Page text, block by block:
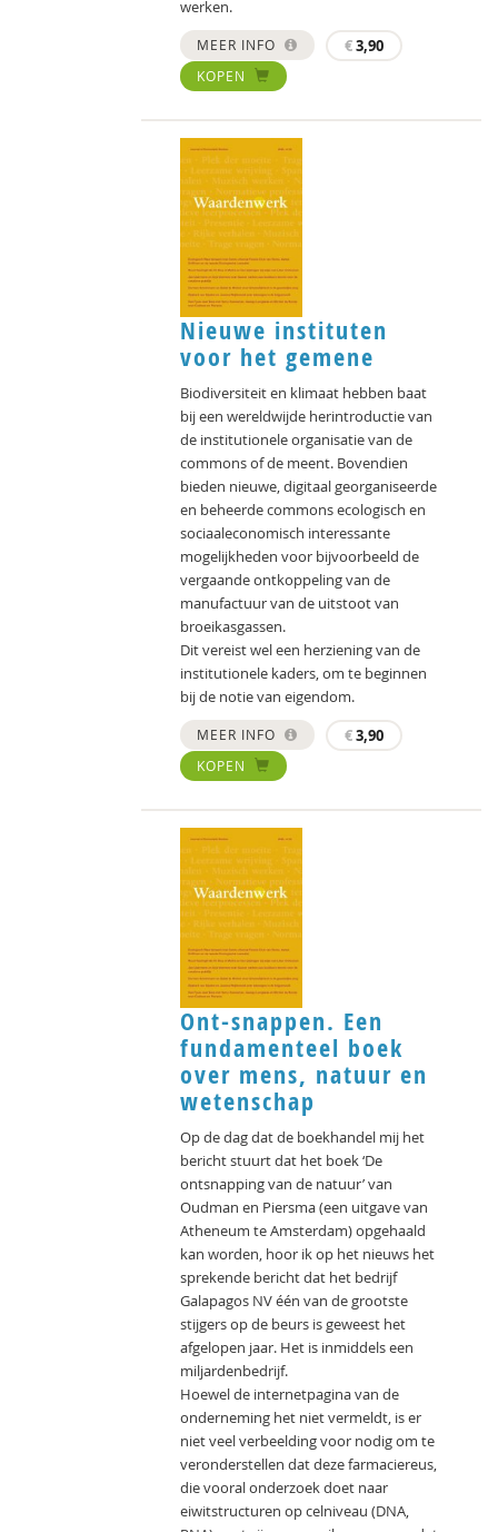
werken.
MEER INFO €3,90
KOPEN
Nieuwe instituten
voor het gemene
Biodiversiteit en klimaat hebben baat
bij een wereldwijde herintroductie van
de institutionele organisatie van de
commons of de meent. Bovendien
bieden nieuwe, digitaal georganiseerde
en beheerde commons ecologisch en
sociaaleconomisch interessante
mogelijkheden voor bijvoorbeeld de
vergaande ontkoppeling van de
manufactuur van de uitstoot van
broeikasgassen.
Dit vereist wel een herziening van de
institutionele kaders, om te beginnen
bij de notie van eigendom.
MEER INFO €3,90
KOPEN
Ont-snappen. Een
fundamenteel boek
over mens, natuur en
wetenschap
Op de dag dat de boekhandel mij het
bericht stuurt dat het boek ‘De
ontsnapping van de natuur’ van
Oudman en Piersma (een uitgave van
Atheneum te Amsterdam) opgehaald
kan worden, hoor ik op het nieuws het
sprekende bericht dat het bedrijf
Galapagos NV één van de grootste
stijgers op de beurs is geweest het
afgelopen jaar. Het is inmiddels een
miljardenbedrijf.
Hoewel de internetpagina van de
onderneming het niet vermeldt, is er
niet veel verbeelding voor nodig om te
veronderstellen dat deze farmaciereus,
die vooral onderzoek doet naar
eiwitstructuren op celniveau (DNA,